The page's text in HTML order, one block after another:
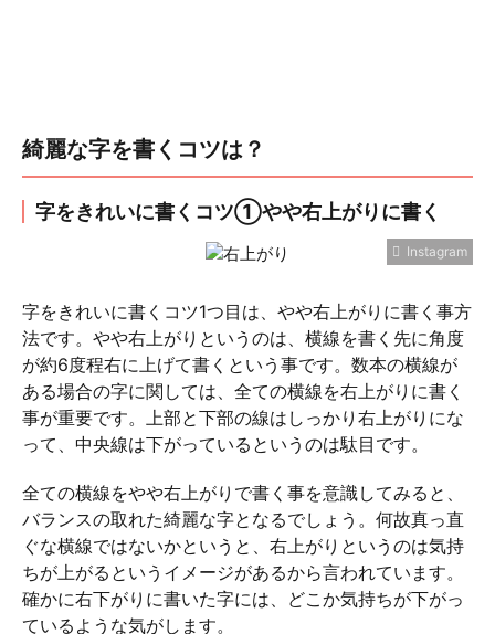
綺麗な字を書くコツは？
字をきれいに書くコツ①やや右上がりに書く
Instagram
字をきれいに書くコツ1つ目は、やや右上がりに書く事方
法です。やや右上がりというのは、横線を書く先に角度
が約6度程右に上げて書くという事です。数本の横線が
ある場合の字に関しては、全ての横線を右上がりに書く
事が重要です。上部と下部の線はしっかり右上がりにな
って、中央線は下がっているというのは駄目です。
全ての横線をやや右上がりで書く事を意識してみると、
バランスの取れた綺麗な字となるでしょう。何故真っ直
ぐな横線ではないかというと、右上がりというのは気持
ちが上がるというイメージがあるから言われています。
確かに右下がりに書いた字には、どこか気持ちが下がっ
ているような気がします。